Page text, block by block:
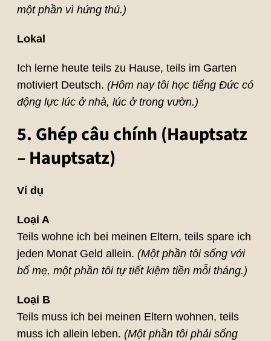
một phần vì hứng thú.)
Lokal
Ich lerne heute teils zu Hause, teils im Garten
motiviert Deutsch. (Hôm nay tôi học tiếng Đức có
động lực lúc ở nhà, lúc ở trong vườn.)
5. Ghép câu chính (Hauptsatz
– Hauptsatz)
Ví dụ
Loại A
Teils wohne ich bei meinen Eltern, teils spare ich
jeden Monat Geld allein. (Một phần tôi sống với
bố mẹ, một phần tôi tự tiết kiệm tiền mỗi tháng.)
Loại B
Teils muss ich bei meinen Eltern wohnen, teils
muss ich allein leben. (Một phần tôi phải sống